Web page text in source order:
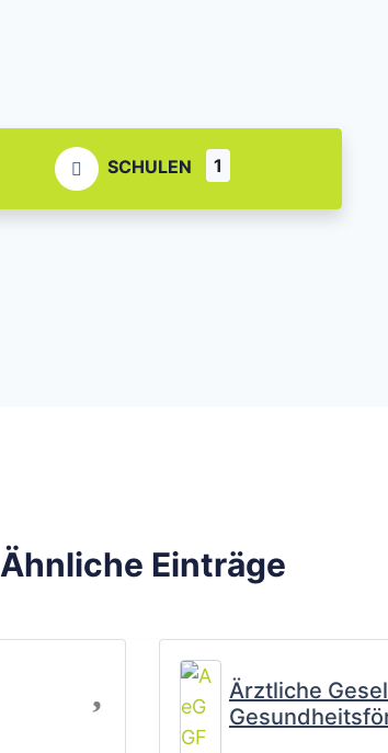
SCHULEN 1
Ähnliche Einträge
Ärztliche